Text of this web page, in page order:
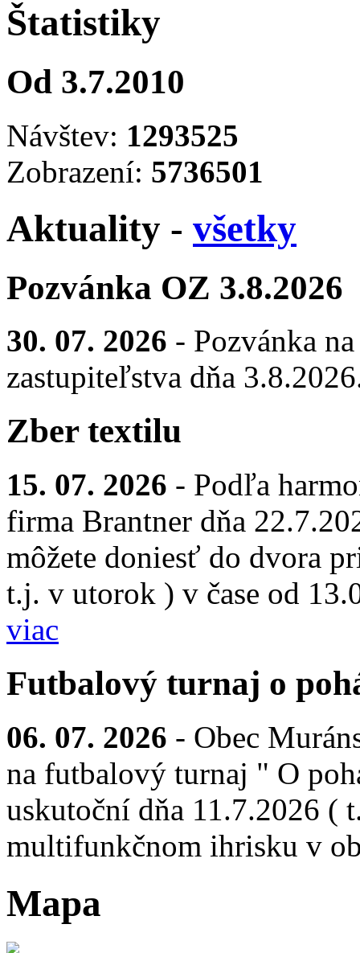
Štatistiky
Od 3.7.2010
Návštev: 1293525
Zobrazení: 5736501
Aktuality - všetky
Pozvánka OZ 3.8.2026
30. 07. 2026 - Pozvánka
zastupiteľstva dňa
Zber textilu
15. 07. 2026 - Podľa
firma Brantner dňa
môžete doniesť do dvora
t.j. v utorok ) v čase od
viac
Futbalový turnaj o
06. 07. 2026 - Obec
na futbalový turnaj " O
uskutoční dňa 11.7.2026 (
multifunkčnom ihrisku v
Mapa